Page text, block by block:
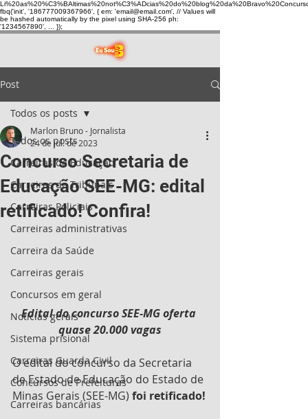
fbq('init', '186777009367966', { em: 'email@email.com', // Values will
be hashed automatically by the pixel using SHA-256 ph:
'1234567890', ... });
Post
Todos os posts
Carreiras da Educação
Carreiras de Tribunais
Carreiras Policiais
Carreiras administrativas
Carreira da Saúde
Carreiras gerais
Concursos em geral
Notícias gerais
Sistema prisional
Carreiras Guarda Civil
Concursos de Prefeituras
Carreiras bancárias
Todos os posts
Concurso Secretaria de
Educação SEE-MG: edital
retificado! Confira!
Marlon Bruno - Jornalista
24 de jul. de 2023
Edital do concurso SEE-MG oferta
quase 20.000 vagas
O edital do concurso da Secretaria
de Estado de Educação do Estado de
Minas Gerais (SEE-MG) foi retificado!